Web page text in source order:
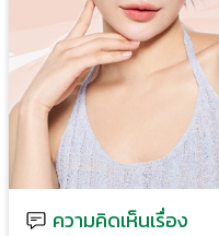
ความคิดเห็นเรื่อง